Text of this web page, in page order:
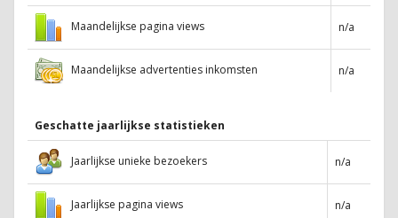
Maandelijkse pagina views n/a
Maandelijkse advertenties inkomsten n/a
Geschatte jaarlijkse statistieken
Jaarlijkse unieke bezoekers n/a
Jaarlijkse pagina views n/a